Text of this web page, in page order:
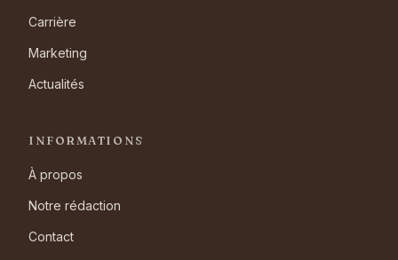
Carrière
Marketing
Actualités
INFORMATIONS
À propos
Notre rédaction
Contact